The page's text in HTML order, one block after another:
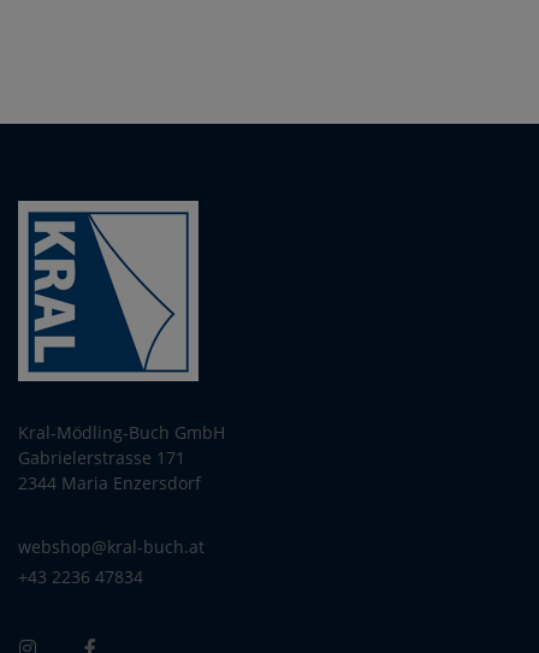
Kral-Mödling-Buch GmbH
Gabrielerstrasse 171
2344 Maria Enzersdorf
webshop@kral-buch.at
+43 2236 47834